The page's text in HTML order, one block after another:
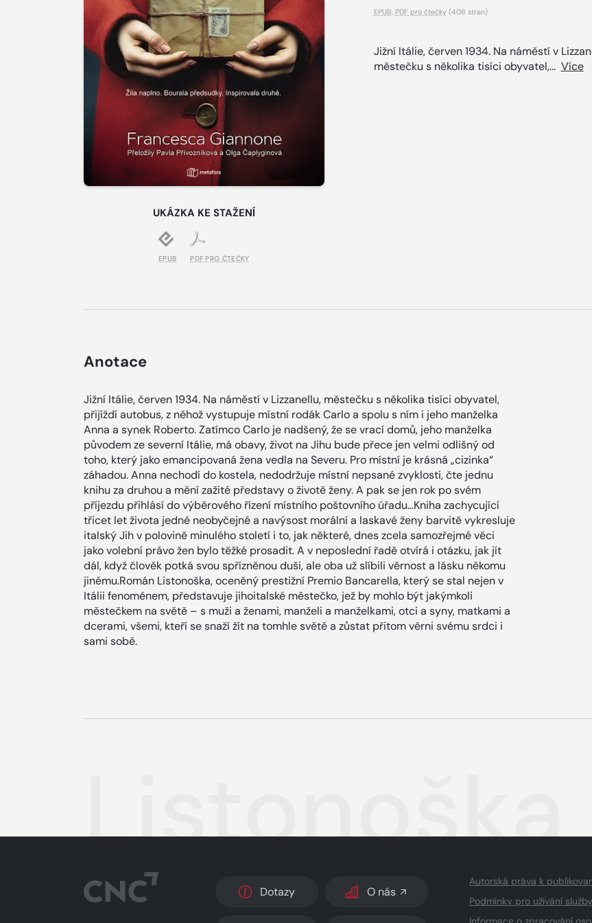
UKÁZKA KE STAŽENÍ
EPUB PDF PRO ČTEČKY
EPUB PDF pro čtečky(408 stran)
Jižní Itálie, červen 1934. Na náměstí v
městečku s několika tisíci obyvatel,... Více
Anotace
Jižní Itálie, červen 1934. Na náměstí v Lizzanellu, městečku s několika tisíci obyvatel,
přijíždí autobus, z něhož vystupuje místní rodák Carlo a spolu s ním i jeho manželka
Anna a synek Roberto. Zatímco Carlo je nadšený, že se vrací domů, jeho manželka
původem ze severní Itálie, má obavy, život na Jihu bude přece jen velmi odlišný od
toho, který jako emancipovaná žena vedla na Severu. Pro místní je krásná „cizinka“
záhadou. Anna nechodí do kostela, nedodržuje místní nepsané zvyklosti, čte jednu
knihu za druhou a mění zažité představy o životě ženy. A pak se jen rok po svém
příjezdu přihlásí do výběrového řízení místního poštovního úřadu…Kniha zachycující
třicet let života jedné neobyčejné a navýsost morální a laskavé ženy barvitě vykresluje
italský Jih v polovině minulého století i to, jak některé, dnes zcela samozřejmé věci
jako volební právo žen bylo těžké prosadit. A v neposlední řadě otvírá i otázku, jak jít
dál, když člověk potká svou spřízněnou duši, ale oba už slíbili věrnost a lásku někomu
jinému.Román Listonoška, oceněný prestižní Premio Bancarella, který se stal nejen v
Itálii fenoménem, představuje jihoitalské městečko, jež by mohlo být jakýmkoli
městečkem na světě – s muži a ženami, manželi a manželkami, otci a syny, matkami a
dcerami, všemi, kteří se snaží žít na tomhle světě a zůstat přitom věrni svému srdci i
sami sobě.
Listonoška
Dotazy O nás
Autorská práva k
Podmínky pro užívání